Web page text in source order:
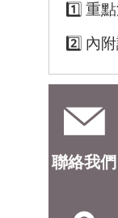
1️⃣ 重
2️⃣ 內
聯絡我們